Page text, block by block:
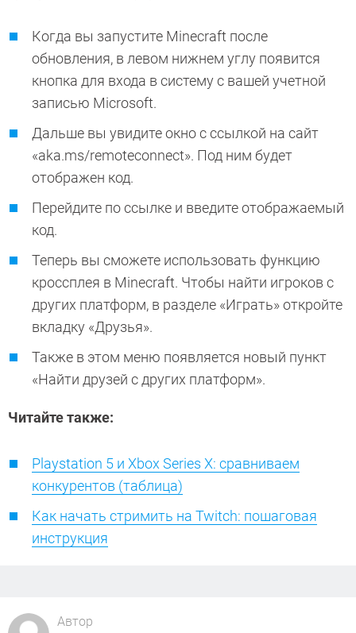
Когда вы запустите Minecraft после
обновления, в левом нижнем углу появится
кнопка для входа в систему с вашей учетной
записью Microsoft.
Дальше вы увидите окно с ссылкой на сайт
«aka.ms/remoteconnect». Под ним будет
отображен код.
Перейдите по ссылке и введите отображаемый
код.
Теперь вы сможете использовать функцию
кроссплея в Minecraft. Чтобы найти игроков с
других платформ, в разделе «Играть» откройте
вкладку «Друзья».
Также в этом меню появляется новый пункт
«Найти друзей с других платформ».
Читайте также:
Playstation 5 и Xbox Series X: сравниваем
конкурентов (таблица)
Как начать стримить на Twitch: пошаговая
инструкция
Автор